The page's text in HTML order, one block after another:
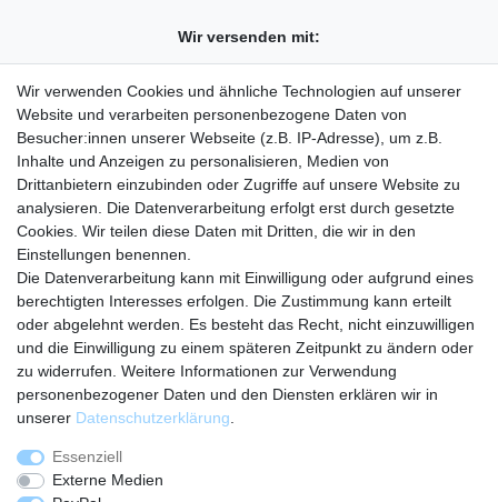
Wir versenden mit:
Unser Shop auf: Amazon eBay
Rechtliches
Widerrufsrecht
Hinweise zur Batterieentsorgung
Datenschutzerklärung
AGB
Unternehmen
Kontakt
Über uns
Impressum
Shoppen
Warenkorb
Wir verwenden Cookies und ähnliche Technologien auf unserer
Website und verarbeiten personenbezogene Daten von
Besucher:innen unserer Webseite (z.B. IP-Adresse), um z.B.
Inhalte und Anzeigen zu personalisieren, Medien von
Drittanbietern einzubinden oder Zugriffe auf unsere Website zu
analysieren. Die Datenverarbeitung erfolgt erst durch gesetzte
Cookies. Wir teilen diese Daten mit Dritten, die wir in den
Einstellungen benennen.
Die Datenverarbeitung kann mit Einwilligung oder aufgrund eines
berechtigten Interesses erfolgen. Die Zustimmung kann erteilt
oder abgelehnt werden. Es besteht das Recht, nicht einzuwilligen
und die Einwilligung zu einem späteren Zeitpunkt zu ändern oder
zu widerrufen. Weitere Informationen zur Verwendung
personenbezogener Daten und den Diensten erklären wir in
unserer Daten­schutz­erklärung
Essenziell
Externe Medien